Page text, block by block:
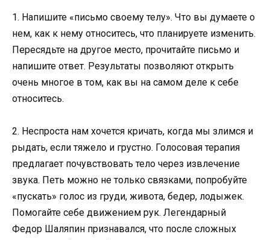
1. Напишите «письмо своему телу». Что вы думаете о
нем, как к нему относитесь, что планируете изменить.
Пересядьте на другое место, прочитайте письмо и
напишите ответ. Результаты позволяют открыть
очень многое в том, как вы на самом деле к себе
относитесь.
2. Неспроста нам хочется кричать, когда мы злимся и
рыдать, если тяжело и грустно. Голосовая терапия
предлагает почувствовать тело через извлечение
звука. Петь можно не только связками, попробуйте
«пускать» голос из груди, живота, бедер, лодыжек.
Помогайте себе движением рук. Легендарный
Федор Шаляпин признавался, что после сложных